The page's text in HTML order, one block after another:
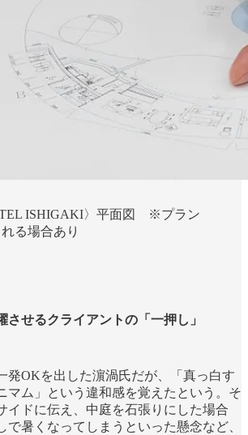
ISHIGAKI〉平面図 ※プラン
る場合あり
させるクライアントの「一押し」
発OKを出した濵渦氏だが、「真っ白す
マム」という違和感を覚えたという。そ
イドに伝え、中庭を石張りにした場合
で暑くなってしまうといった懸念など、